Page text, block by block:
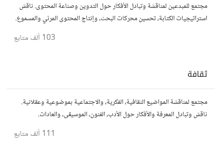
مجتمع للمبدعين لمناقشة وتبادل الأفكار حول التدوين وصناعة المحتوى. ناقش
استراتيجيات الكتابة، تحسين محركات البحث، وإنتاج المحتوى المرئي والمسموع.
103 ألف متابع
ثقافة
مجتمع لمناقشة المواضيع الثقافية، الفكرية، والاجتماعية بموضوعية وعقلانية.
ناقش وتبادل المعرفة والأفكار حول الأدب، الفنون، الموسيقى، والعادات.
111 ألف متابع